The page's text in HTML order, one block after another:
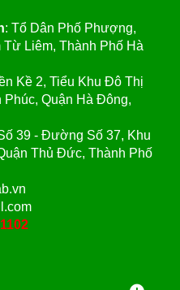
: Tổ Dân Phố Phượng,
Liêm, Thành Phố Hà
Kề 2, Tiểu Khu Đô Thị
Quận Hà Đông,
39 - Đường Số 37, Khu
Thủ Đức, Thành Phố